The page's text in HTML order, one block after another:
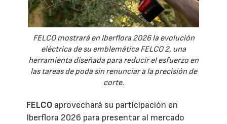
FELCO mostrará en Iberflora 2026 la evolución
eléctrica de su emblemática FELCO 2, una
herramienta diseñada para reducir el esfuerzo en
las tareas de poda sin renunciar a la precisión de
corte.
FELCO aprovechará su participación en
Iberflora 2026 para presentar al mercado